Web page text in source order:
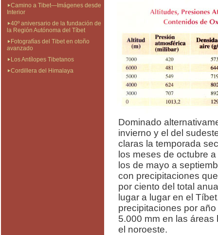
Camino a Tibet—Imágenes desde
Interior
40º aniversario de la fundación de
la Región Autónoma del Tíbet
Fotografías del Tibet en otoño
avanzado
Los Antílopes Tibetanos
Cordillera del Himalaya
Dominado
invierno y el del
claras la temporada
los meses de octubre
los de mayo a
con precipitaciones
por ciento del total
lugar a lugar en el
precipitaciones por
5.000 mm en las
el noroeste.